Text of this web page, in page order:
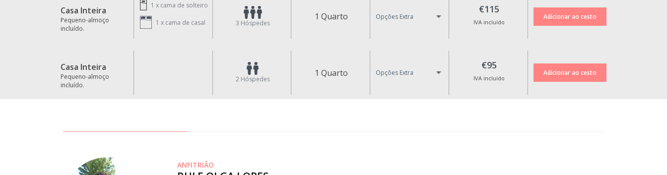
Casa Inteira
Pequeno-almoço
incluído.
1 x cama de solteiro
1 x cama de casal 3 Hóspedes
1 Quarto Opções Extra
€115
IVA incluído
Casa Inteira
Pequeno-almoço
incluído.
2 Hóspedes
1 Quarto Opções Extra
€95
IVA incluído
ANFITRIÃO